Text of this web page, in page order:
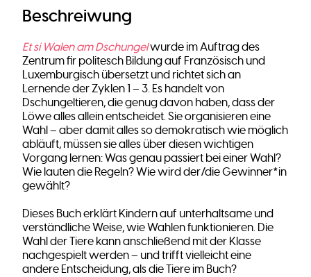
Beschreiwung
Et si Walen am Dschungelwurde im Auftrag des
Zentrum fir politesch Bildung auf Französisch und
Luxemburgisch übersetzt und richtet sich an
Lernende der Zyklen 1 – 3. Es handelt von
Dschungeltieren, die genug davon haben, dass der
Löwe alles allein entscheidet. Sie organisieren eine
Wahl – aber damit alles so demokratisch wie möglich
abläuft, müssen sie alles über diesen wichtigen
Vorgang lernen: Was genau passiert bei einer Wahl?
Wie lauten die Regeln? Wie wird der/die Gewinner*in
gewählt?
Dieses Buch erklärt Kindern auf unterhaltsame und
verständliche Weise, wie Wahlen funktionieren. Die
Wahl der Tiere kann anschließend mit der Klasse
nachgespielt werden – und trifft vielleicht eine
andere Entscheidung, als die Tiere im Buch?